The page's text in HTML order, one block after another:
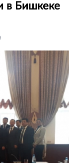
в Бишкеке